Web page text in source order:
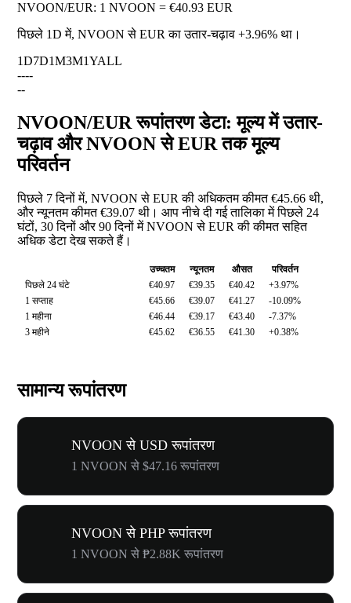
NVOON/EUR: 1 NVOON = €40.93 EUR
पिछले 1D में, NVOON से EUR का उतार-चढ़ाव +3.96% था।
1D7D1M3M1YALL
----
--
NVOON/EUR रूपांतरण डेटा: मूल्य में उतार-
चढ़ाव और NVOON से EUR तक मूल्य
परिवर्तन
पिछले 7 दिनों में, NVOON से EUR की अधिकतम कीमत €45.66 थी,
और न्यूनतम कीमत €39.07 थी। आप नीचे दी गई तालिका में पिछले 24
घंटों, 30 दिनों और 90 दिनों में NVOON से EUR की कीमत सहित
अधिक डेटा देख सकते हैं।
उच्चतम न्यूनतम औसत
परिवर्तन
पिछले 24 घंटे
€40.97 €39.35 €40.42
+3.97%
1 सप्ताह
€45.66 €39.07 €41.27
-10.09%
1 महीना
€46.44 €39.17 €43.40
-7.37%
3 महीने
€45.62 €36.55 €41.30 +0.38%
सामान्य रूपांतरण
NVOON से USD रूपांतरण
1 NVOON से $47.16 रूपांतरण
NVOON से PHP रूपांतरण
1 NVOON से ₱2.88K रूपांतरण